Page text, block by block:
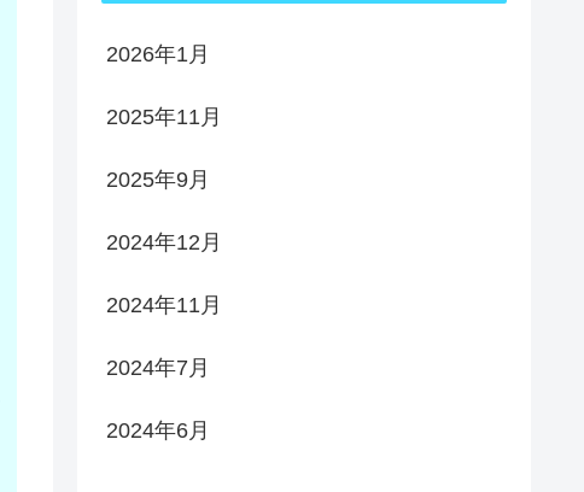
2026年1月
2025年11月
2025年9月
2024年12月
2024年11月
2024年7月
2024年6月